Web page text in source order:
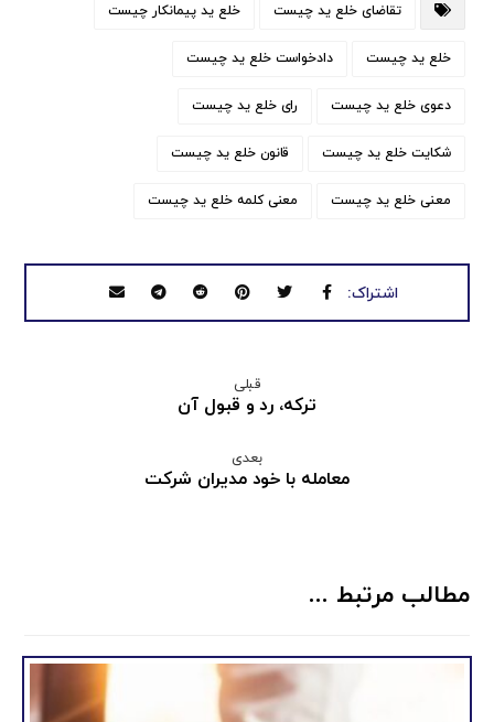
تقاضای خلع ید چیست خلع ید پیمانکار چیست
خلع ید چیست دادخواست خلع ید چیست
دعوی خلع ید چیست رای خلع ید چیست
شکایت خلع ید چیست قانون خلع ید چیست
معنی خلع ید چیست معنی کلمه خلع ید چیست
قبلی
ترکه، رد و قبول آن
بعدی
معامله با خود مدیران شرکت
مطالب مرتبط ...